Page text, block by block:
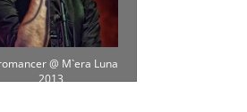
@ M`era Luna
2013